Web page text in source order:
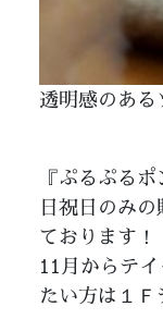
透明感のあ
『ぷるぷる
日祝日のみ
ております！
11月からテ
たい方は１Ｆ